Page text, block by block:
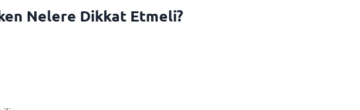
Nelere Dikkat Etmeli?